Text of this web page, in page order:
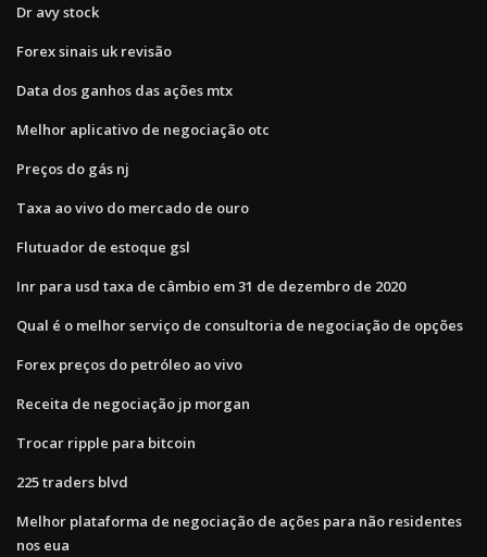
Dr avy stock
Forex sinais uk revisão
Data dos ganhos das ações mtx
Melhor aplicativo de negociação otc
Preços do gás nj
Taxa ao vivo do mercado de ouro
Flutuador de estoque gsl
Inr para usd taxa de câmbio em 31 de dezembro de 2020
Qual é o melhor serviço de consultoria de negociação de opções
Forex preços do petróleo ao vivo
Receita de negociação jp morgan
Trocar ripple para bitcoin
225 traders blvd
Melhor plataforma de negociação de ações para não residentes
nos eua